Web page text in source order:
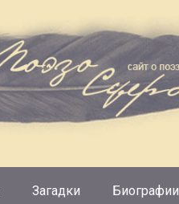
Загадки Биографии